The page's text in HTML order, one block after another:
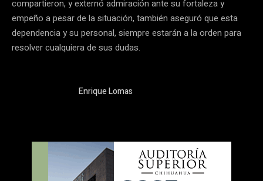
compartieron, y externó admiración ante su fortaleza y
empeño a pesar de la situación, también aseguró que esta
dependencia y su personal, siempre estarán a la orden para
resolver cualquiera de sus dudas.
Enrique Lomas